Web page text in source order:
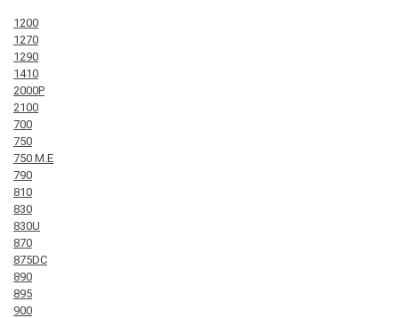
1200
1270
1290
1410
2000P
2100
700
750
750 M.E
790
810
830
830U
870
875DC
890
895
900